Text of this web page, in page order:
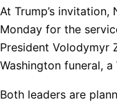
At Trump’s
Monday for the
President Volodymyr
Washington funeral,
Both leaders are